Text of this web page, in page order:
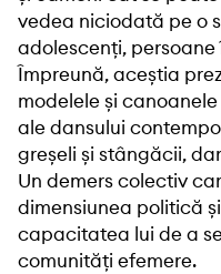
vedea niciodată pe o
adolescenți,
Împreună, aceștia
modelele și
ale dansului
greșeli și stângăcii,
Un demers colectiv
dimensiunea politică
capacitatea lui de a
comunități efemere.